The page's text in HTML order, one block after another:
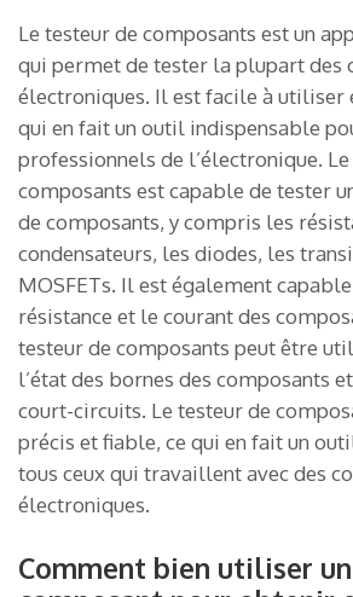
Le testeur de composants est un
qui permet de tester la plupart des
électroniques. Il est facile à utiliser
qui en fait un outil indispensable
professionnels de l’électronique.
composants est capable de tester
de composants, y compris les
condensateurs, les diodes, les
MOSFETs. Il est également
résistance et le courant des
testeur de composants peut être
l’état des bornes des composants
court-circuits. Le testeur de
précis et fiable, ce qui en fait un
tous ceux qui travaillent avec des
électroniques.
Comment bien utiliser